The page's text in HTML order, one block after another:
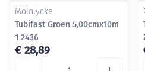
Molnlycke
Tubifast Groen 5,00cmx10m
1 2436
€ 28,89